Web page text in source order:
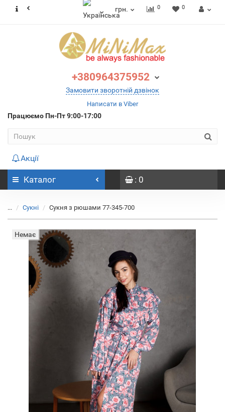
грн. 0 0
+380964375952
Замовити зворотній дзвінок
Написати в Viber
Працюємо Пн-Пт 9:00-17:00
Акції
Каталог : 0
... Сукні Сукня з рюшами 77-345-700
Немає